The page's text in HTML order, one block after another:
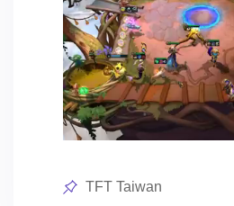
Posted
TFT Taiwan